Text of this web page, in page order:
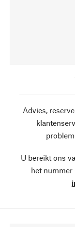
Advies,
U bereikt ons
het nummer